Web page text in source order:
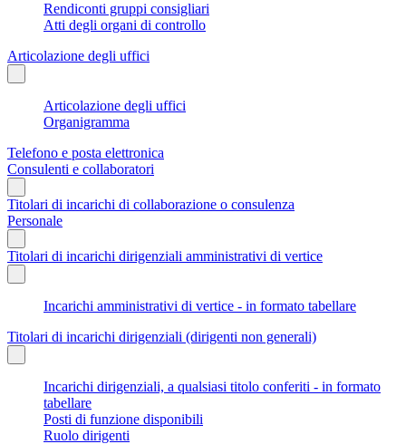
Rendiconti gruppi consigliari
Atti degli organi di controllo
Articolazione degli uffici
Articolazione degli uffici
Organigramma
Telefono e posta elettronica
Consulenti e collaboratori
Titolari di incarichi di collaborazione o consulenza
Personale
Titolari di incarichi dirigenziali amministrativi di vertice
Incarichi amministrativi di vertice - in formato tabellare
Titolari di incarichi dirigenziali (dirigenti non generali)
Incarichi dirigenziali, a qualsiasi titolo conferiti - in formato
tabellare
Posti di funzione disponibili
Ruolo dirigenti